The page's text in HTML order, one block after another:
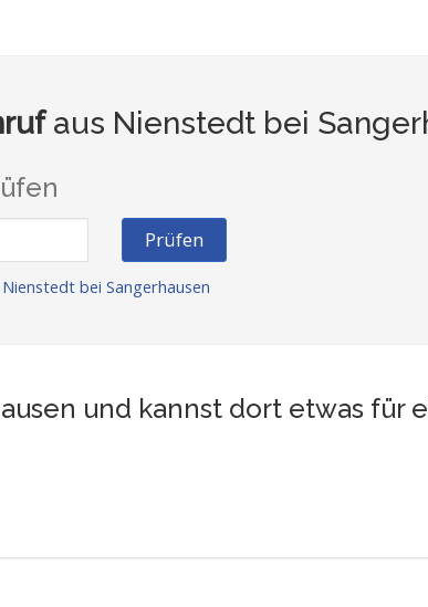
aus Nienstedt bei
Prüfen
bei Sangerhausen
und kannst dort etwas für